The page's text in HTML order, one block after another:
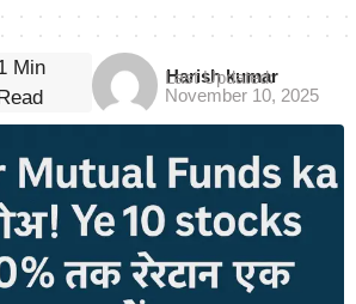
Harish kumar
Last Updated:
November 10, 2025
Min
Read